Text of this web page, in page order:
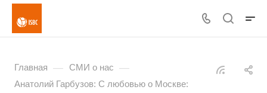
Главная — СМИ о нас —
Анатолий Гарбузов: С любовью о Москве: